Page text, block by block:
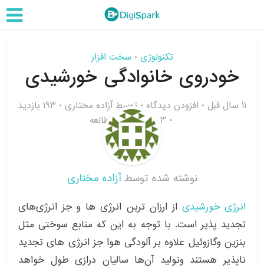
تکنولوژی • سخت افزار
خودروی خانوادگی خورشیدی
11 سال قبل افزودن دیدگاه توسط آزاده مختاری
193 بازدید
3 دقیقه زمان مطالعه
نوشته شده توسطآزاده مختاری
انرژی خورشیدی از ارزان ترین انرژی ها و جز انرژی‌های
تجدید پذیر است. با توجه به این که منابع سوختی مثل
بنزین وگازوئیل علاوه بر آلودگی هوا جز انرژی های تجدید
ناپذیر هستند وتولید آن‌ها سالیان درازی طول خواهد